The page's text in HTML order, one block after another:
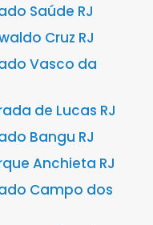
Saúde RJ
Cruz RJ
Vasco da
de Lucas RJ
Bangu RJ
Anchieta RJ
Campo dos